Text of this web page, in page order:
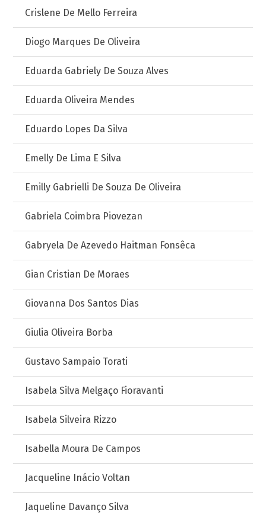
Crislene De Mello Ferreira
Diogo Marques De Oliveira
Eduarda Gabriely De Souza Alves
Eduarda Oliveira Mendes
Eduardo Lopes Da Silva
Emelly De Lima E Silva
Emilly Gabrielli De Souza De Oliveira
Gabriela Coimbra Piovezan
Gabryela De Azevedo Haitman Fonsêca
Gian Cristian De Moraes
Giovanna Dos Santos Dias
Giulia Oliveira Borba
Gustavo Sampaio Torati
Isabela Silva Melgaço Fioravanti
Isabela Silveira Rizzo
Isabella Moura De Campos
Jacqueline Inácio Voltan
Jaqueline Davanço Silva